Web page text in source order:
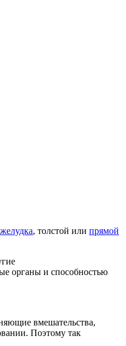
, толстой или прямой
органы и способностью
вмешательства,
Поэтому так